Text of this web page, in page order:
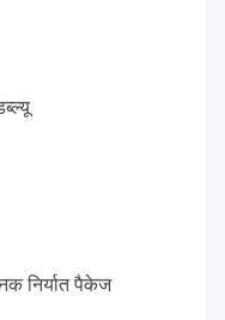
निर्यात पैकेज